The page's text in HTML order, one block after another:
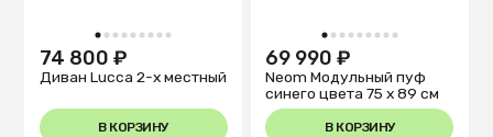
1 2 3 4 5 6 7 8 9
74 800 ₽
Диван Lucca 2-х местный
В КОРЗИНУ
1 2 3 4 5 6 7 8 9
69 990 ₽
Neom Модульный пуф
синего цвета 75 x 89 см
В КОРЗИНУ